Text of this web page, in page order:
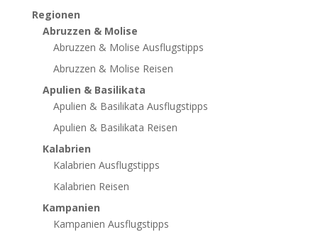
Regionen
Abruzzen & Molise
Abruzzen & Molise Ausflugstipps
Abruzzen & Molise Reisen
Apulien & Basilikata
Apulien & Basilikata Ausflugstipps
Apulien & Basilikata Reisen
Kalabrien
Kalabrien Ausflugstipps
Kalabrien Reisen
Kampanien
Kampanien Ausflugstipps